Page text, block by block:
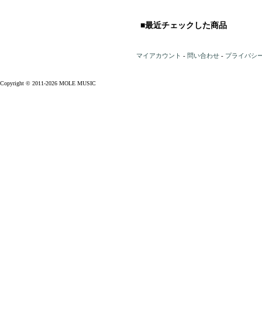
■最近チェックした商品
マイアカウント - 問い合わせ - プライバシ
Copyright © 2011-2026 MOLE MUSIC